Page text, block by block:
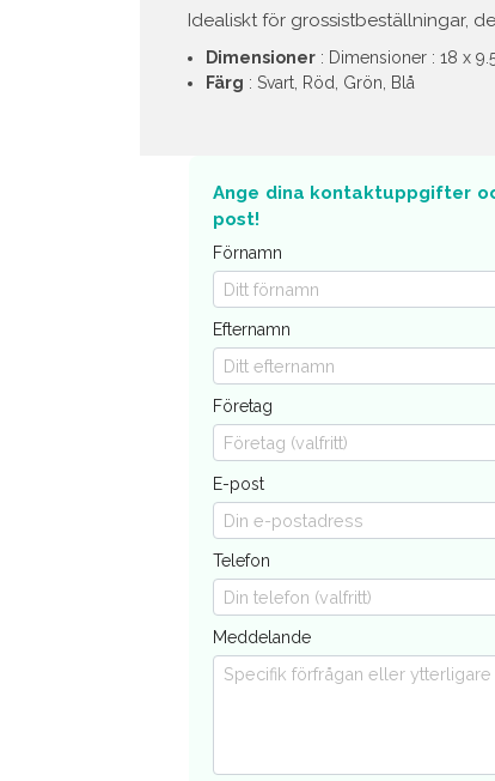
Idealiskt för grossistbeställningar,
Dimensioner : Dimensioner : 18 x
Färg : Svart, Röd, Grön, Blå
Ange dina kontaktuppgifter
post!
Förnamn
Efternamn
Företag
E-post
Telefon
Meddelande